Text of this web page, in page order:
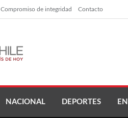
Compromiso de integridad Contacto
NACIONAL DEPORTES